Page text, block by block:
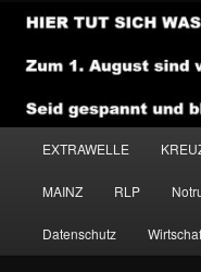
Zum
primären
Inhalt
EXTRAWELLE
MAINZ RLP
Datenschutz